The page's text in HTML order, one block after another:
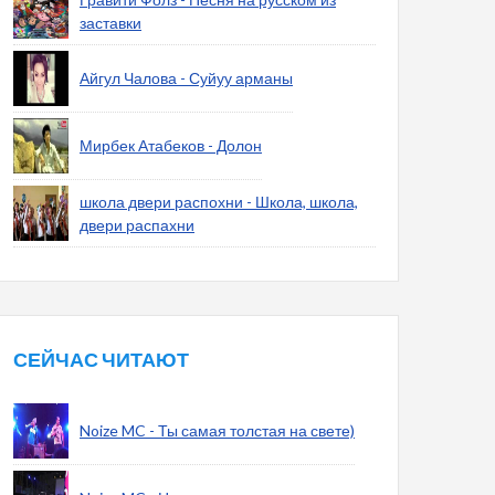
заставки
Айгул Чалова - Суйуу арманы
Мирбек Атабеков - Долон
школа двери распохни - Школа, школа,
двери распахни
СЕЙЧАС ЧИТАЮТ
Noize MC - Ты самая толстая на свете)